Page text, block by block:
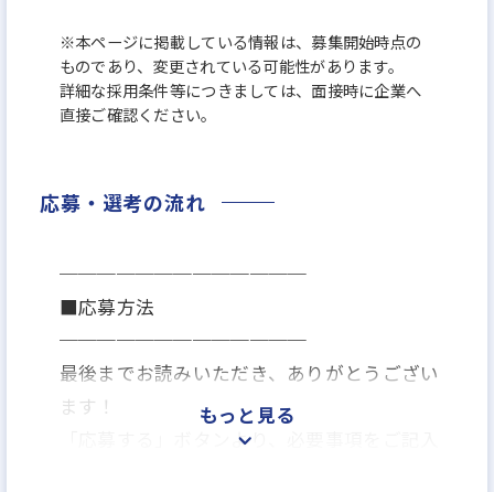
※本ページに掲載している情報は、募集開始時点の
ものであり、変更されている可能性があります。
詳細な採用条件等につきましては、面接時に企業へ
直接ご確認ください。
応募・選考の流れ
─────────────
■応募方法
─────────────
最後までお読みいただき、ありがとうござい
ます！
「応募する」ボタンより、必要事項をご記入
もっと見る